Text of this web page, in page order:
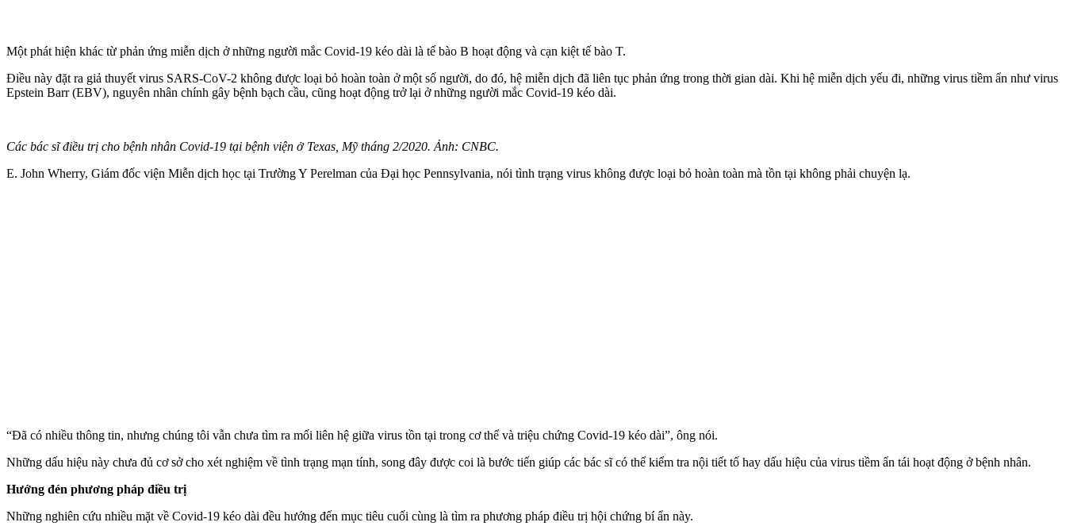
Một phát hiện khác từ phản ứng miễn dịch ở những người mắc Covid-19 kéo dài là tế bào B hoạt động và cạn kiệt tế bào T.
Điều này đặt ra giả thuyết virus SARS-CoV-2 không được loại bỏ hoàn toàn ở một số người, do đó, hệ miễn dịch đã liên tục phản ứng trong thời gian dài. Khi hệ miễn dịch yếu đi, những virus tiềm ẩn như virus
Epstein Barr (EBV), nguyên nhân chính gây bệnh bạch cầu, cũng hoạt động trở lại ở những người mắc Covid-19 kéo dài.
Các bác sĩ điều trị cho bệnh nhân Covid-19 tại bệnh viện ở Texas, Mỹ tháng 2/2020. Ảnh: CNBC.
E. John Wherry, Giám đốc viện Miễn dịch học tại Trường Y Perelman của Đại học Pennsylvania, nói tình trạng virus không được loại bỏ hoàn toàn mà tồn tại không phải chuyện lạ.
“Đã có nhiều thông tin, nhưng chúng tôi vẫn chưa tìm ra mối liên hệ giữa virus tồn tại trong c‌ơ th‌ể và triệu chứng Covid-19 kéo dài”, ông nói.
Những dấu hiệu này chưa đủ cơ sở cho xét nghiệm về tình trạng mạn tính, song đây được coi là bước tiến giúp các bác sĩ có thể kiểm tra nội tiết tố hay dấu hiệu của virus tiềm ẩn tái hoạt động ở bệnh nhân.
Hướng đén phương pháp điều trị
Những nghiên cứu nhiều mặt về Covid-19 kéo dài đều hướng đến mục tiêu cuối cùng là tìm ra phương pháp điều trị hội chứng bí ẩn này.